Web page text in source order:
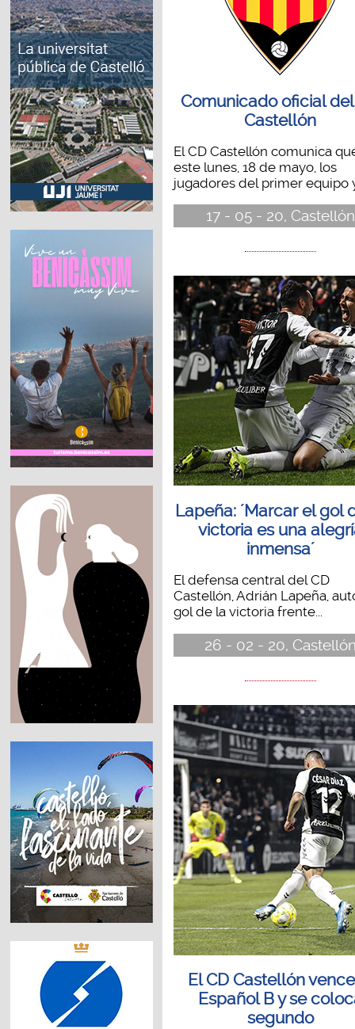
Comunicado oficial del
Castellón
El CD Castellón comunica
este lunes, 18 de mayo, los
jugadores del primer equipo
17 - 05 - 20, Castellón
Lapeña: ´Marcar el gol
victoria es una
inmensa´
El defensa central del CD
Castellón, Adrián Lapeña,
gol de la victoria frente...
26 - 02 - 20,
El CD Castellón
Español B y se
segundo